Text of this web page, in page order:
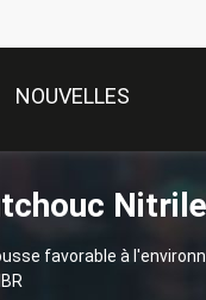
NOUVELLES
favorable à